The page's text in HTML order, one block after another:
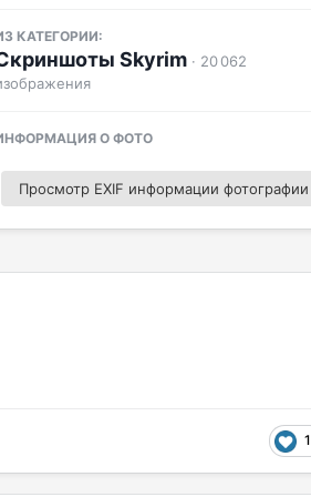
КАТЕГОРИИ:
Skyrim · 20 062
О ФОТО
Просмотр EXIF информации фотографии
1